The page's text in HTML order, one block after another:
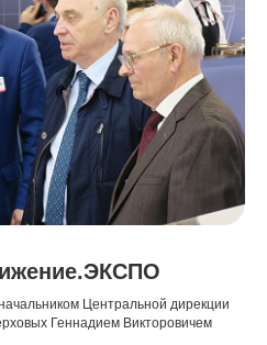
Центральной дирекции
Геннадием Викторовичем